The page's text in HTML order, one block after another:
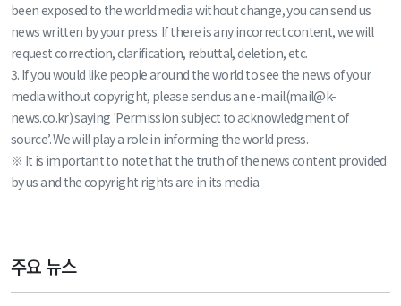
been exposed to the world media without change, you can send us
news written by your press. If there is any incorrect content, we will
request correction, clarification, rebuttal, deletion, etc.
3. If you would like people around the world to see the news of your
media without copyright, please send us an e-mail(mail@k-
news.co.kr) saying 'Permission subject to acknowledgment of
source’. We will play a role in informing the world press.
※ It is important to note that the truth of the news content provided
by us and the copyright rights are in its media.
주요 뉴스